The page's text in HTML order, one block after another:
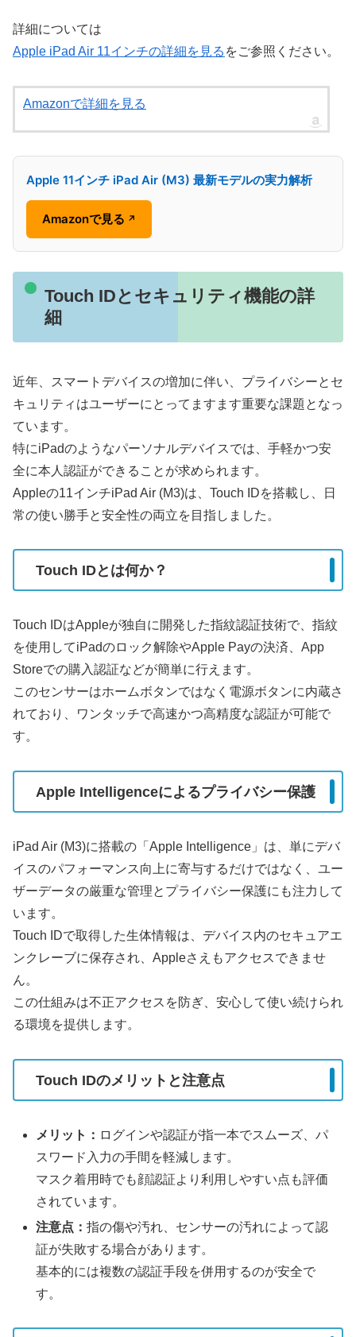
詳細については
Apple iPad Air 11インチの詳細を見る をご参照ください。
Amazonで詳細を見る
Apple 11インチ iPad Air (M3) 最新モデルの実力解析
Amazonで見る ↗
Touch IDとセキュリティ機能の詳
細
近年、スマートデバイスの増加に伴い、プライバシーとセ
キュリティはユーザーにとってますます重要な課題となっ
ています。
特にiPadのようなパーソナルデバイスでは、手軽かつ安
全に本人認証ができることが求められます。
Appleの11インチiPad Air (M3)は、Touch IDを搭載し、日
常の使い勝手と安全性の両立を目指しました。
Touch IDとは何か？
Touch IDはAppleが独自に開発した指紋認証技術で、指紋
を使用してiPadのロック解除やApple Payの決済、App
Storeでの購入認証などが簡単に行えます。
このセンサーはホームボタンではなく電源ボタンに内蔵さ
れており、ワンタッチで高速かつ高精度な認証が可能で
す。
Apple Intelligenceによるプライバシー保護
iPad Air (M3)に搭載の「Apple Intelligence」は、単にデバ
イスのパフォーマンス向上に寄与するだけではなく、ユー
ザーデータの厳重な管理とプライバシー保護にも注力して
います。
Touch IDで取得した生体情報は、デバイス内のセキュアエ
ンクレーブに保存され、Appleさえもアクセスできませ
ん。
この仕組みは不正アクセスを防ぎ、安心して使い続けられ
る環境を提供します。
Touch IDのメリットと注意点
メリット： ログインや認証が指一本でスムーズ、パ
スワード入力の手間を軽減します。
マスク着用時でも顔認証より利用しやすい点も評価
されています。
注意点：指の傷や汚れ、センサーの汚れによって認
証が失敗する場合があります。
基本的には複数の認証手段を併用するのが安全で
す。